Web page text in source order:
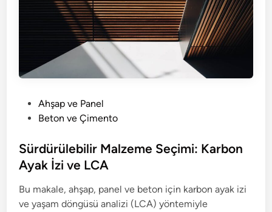
t
e
i
n
Ahşap ve Panel
Beton ve Çimento
Sürdürülebilir Malzeme Seçimi: Karbon
Ayak İzi ve LCA
Bu makale, ahşap, panel ve beton için karbon ayak izi
ve yaşam döngüsü analizi (LCA) yöntemiyle